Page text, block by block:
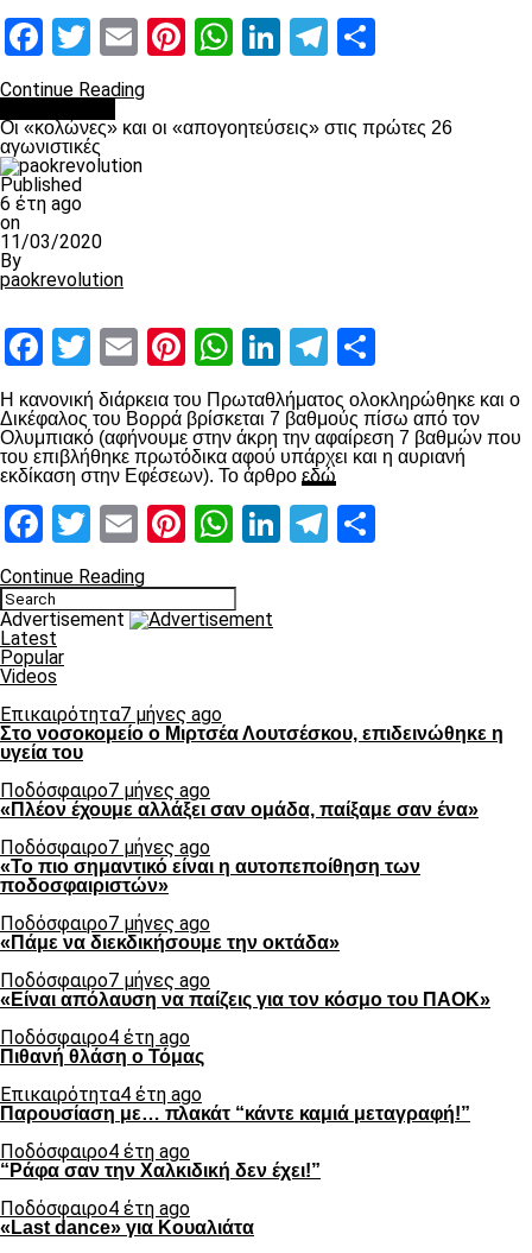
Facebook
Twitter
EmailPinterest
WhatsApp
LinkedIn
Telegram
Continue Reading
Οι «κολώνες» και οι «απογοητεύσεις» στις πρώτες 26
αγωνιστικές
Published
6 έτη ago
on
11/03/2020
By
paokrevolution
Facebook
Twitter
EmailPinterest
WhatsApp
LinkedIn
Telegram
Η κανονική διάρκεια του Πρωταθλήματος ολοκληρώθηκε και ο
Δικέφαλος του Βορρά βρίσκεται 7 βαθμούς πίσω από τον
Ολυμπιακό (αφήνουμε στην άκρη την αφαίρεση 7 βαθμών που
του επιβλήθηκε πρωτόδικα αφού υπάρχει και η αυριανή
εκδίκαση στην Εφέσεων). Το άρθρο εδώ
Facebook
Twitter
EmailPinterest
WhatsApp
LinkedIn
Telegram
Continue Reading
Advertisement
Latest
Popular
Videos
Επικαιρότητα7 μήνες ago
Στο νοσοκομείο ο Μιρτσέα Λουτσέσκου, επιδεινώθηκε η
υγεία του
Ποδόσφαιρο7 μήνες ago
«Πλέον έχουμε αλλάξει σαν ομάδα, παίξαμε σαν ένα»
Ποδόσφαιρο7 μήνες ago
«Το πιο σημαντικό είναι η αυτοπεποίθηση των
ποδοσφαιριστών»
Ποδόσφαιρο7 μήνες ago
«Πάμε να διεκδικήσουμε την οκτάδα»
Ποδόσφαιρο7 μήνες ago
«Είναι απόλαυση να παίζεις για τον κόσμο του ΠΑΟΚ»
Ποδόσφαιρο4 έτη ago
Πιθανή θλάση ο Τόμας
Επικαιρότητα4 έτη ago
Παρουσίαση με… πλακάτ “κάντε καμιά μεταγραφή!”
Ποδόσφαιρο4 έτη ago
“Ράφα σαν την Χαλκιδική δεν έχει!”
Ποδόσφαιρο4 έτη ago
«Last dance» για Κουαλιάτα